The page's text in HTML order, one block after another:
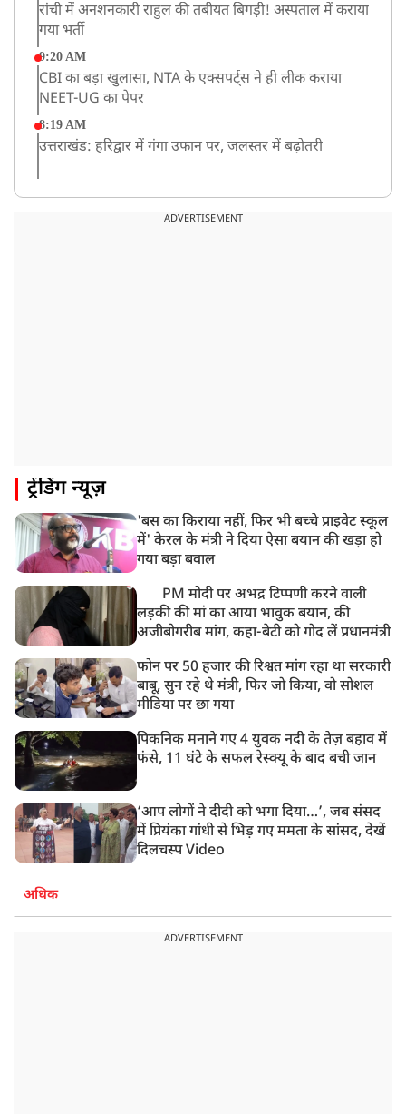
रांची में अनशनकारी राहुल की तबीयत बिगड़ी! अस्पताल में कराया
गया भर्ती
9:20 AM
CBI का बड़ा खुलासा, NTA के एक्सपर्ट्स ने ही लीक कराया
NEET-UG का पेपर
8:19 AM
उत्तराखंड: हरिद्वार में गंगा उफान पर, जलस्तर में बढ़ोतरी
UP: लखनऊ में चलती कार में लगी आग, युवक की जिंदा जलकर
ADVERTISEMENT
ट्रेंडिंग न्यूज़
'बस का किराया नहीं, फिर भी बच्चे प्राइवेट स्कूल
में' केरल के मंत्री ने दिया ऐसा बयान की खड़ा हो
गया बड़ा बवाल
PM मोदी पर अभद्र टिप्पणी करने वाली
लड़की की मां का आया भावुक बयान, की
अजीबोगरीब मांग, कहा-बेटी को गोद लें प्रधानमंत्री
फोन पर 50 हजार की रिश्वत मांग रहा था सरकारी
बाबू, सुन रहे थे मंत्री, फिर जो किया, वो सोशल
मीडिया पर छा गया
पिकनिक मनाने गए 4 युवक नदी के तेज़ बहाव में
फंसे, 11 घंटे के सफल रेस्क्यू के बाद बची जान
‘आप लोगों ने दीदी को भगा दिया…’, जब संसद
में प्रियंका गांधी से भिड़ गए ममता के सांसद, देखें
दिलचस्प Video
अधिक
ADVERTISEMENT